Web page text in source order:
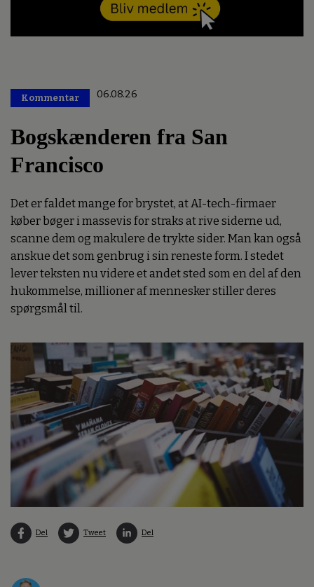
Kommentar 06.08.26
Bogskænderen fra San
Francisco
Det er faldet mange for brystet, at AI-tech-firmaer
køber bøger i massevis for straks at rive siderne ud,
scanne dem og makulere de trykte sider. Man kan også
anskue det som genbrug i sin reneste form. I stedet
lever teksten nu videre et andet sted som en del af den
hukommelse, millioner af mennesker stiller deres
spørgsmål til.
Del Tweet Del